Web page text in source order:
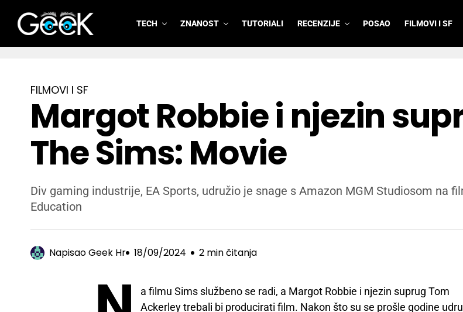
GeeK.hr
TECH ZNANOST TUTORIALI RECENZIJE POSAO FILMOVI I SF
FILMOVI I SF
Margot Robbie i njezin
The Sims: Movie
Div gaming industrije, EA Sports, udružio je snage s Amazon MGM Studiosom na
Education
NapisaoGeek Hr 18/09/2024 2 min čitanja
a filmu Sims službeno se radi, a Margot Robbie i njezin suprug Tom
Ackerley trebali bi producirati film. Nakon što su se prošle godine